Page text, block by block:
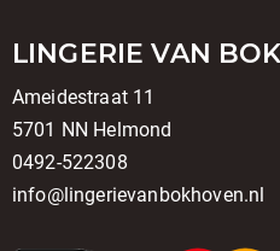
LINGERIE VAN
Ameidestraat 11
5701 NN Helmond
0492-522308
info@lingerievanbokhoven.nl